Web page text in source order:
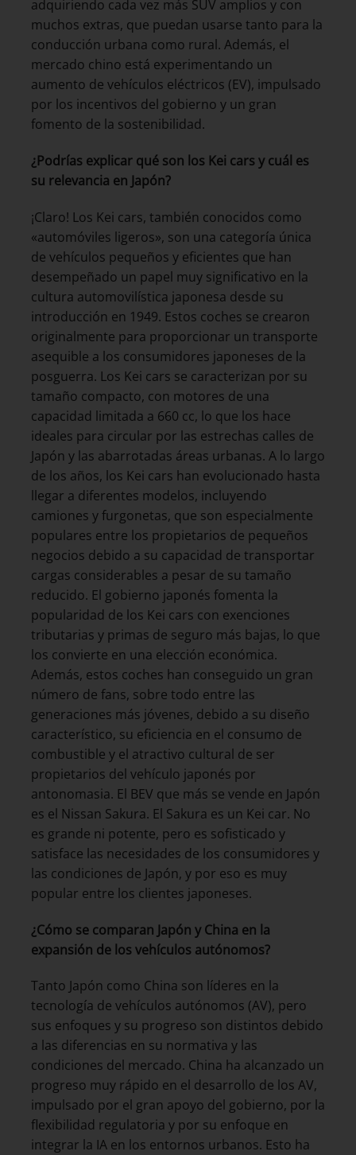
adquiriendo cada vez más SUV amplios y con
muchos extras, que puedan usarse tanto para la
conducción urbana como rural. Además, el
mercado chino está experimentando un
aumento de vehículos eléctricos (EV), impulsado
por los incentivos del gobierno y un gran
fomento de la sostenibilidad.
¿Podrías explicar qué son los Kei cars y cuál es
su relevancia en Japón?
¡Claro! Los Kei cars, también conocidos como
«automóviles ligeros», son una categoría única
de vehículos pequeños y eficientes que han
desempeñado un papel muy significativo en la
cultura automovilística japonesa desde su
introducción en 1949. Estos coches se crearon
originalmente para proporcionar un transporte
asequible a los consumidores japoneses de la
posguerra. Los Kei cars se caracterizan por su
tamaño compacto, con motores de una
capacidad limitada a 660 cc, lo que los hace
ideales para circular por las estrechas calles de
Japón y las abarrotadas áreas urbanas. A lo largo
de los años, los Kei cars han evolucionado hasta
llegar a diferentes modelos, incluyendo
camiones y furgonetas, que son especialmente
populares entre los propietarios de pequeños
negocios debido a su capacidad de transportar
cargas considerables a pesar de su tamaño
reducido. El gobierno japonés fomenta la
popularidad de los Kei cars con exenciones
tributarias y primas de seguro más bajas, lo que
los convierte en una elección económica.
Además, estos coches han conseguido un gran
número de fans, sobre todo entre las
generaciones más jóvenes, debido a su diseño
característico, su eficiencia en el consumo de
combustible y el atractivo cultural de ser
propietarios del vehículo japonés por
antonomasia. El BEV que más se vende en Japón
es el Nissan Sakura. El Sakura es un Kei car. No
es grande ni potente, pero es sofisticado y
satisface las necesidades de los consumidores y
las condiciones de Japón, y por eso es muy
popular entre los clientes japoneses.
¿Cómo se comparan Japón y China en la
expansión de los vehículos autónomos?
Tanto Japón como China son líderes en la
tecnología de vehículos autónomos (AV), pero
sus enfoques y su progreso son distintos debido
a las diferencias en su normativa y las
condiciones del mercado. China ha alcanzado un
progreso muy rápido en el desarrollo de los AV,
impulsado por el gran apoyo del gobierno, por la
flexibilidad regulatoria y por su enfoque en
integrar la IA en los entornos urbanos. Esto ha